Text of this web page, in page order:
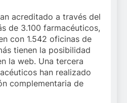
acreditado a través del
de 3.100 farmacéuticos,
con 1.542 oficinas de
tienen la posibilidad
la web. Una tercera
han realizado
complementaria de